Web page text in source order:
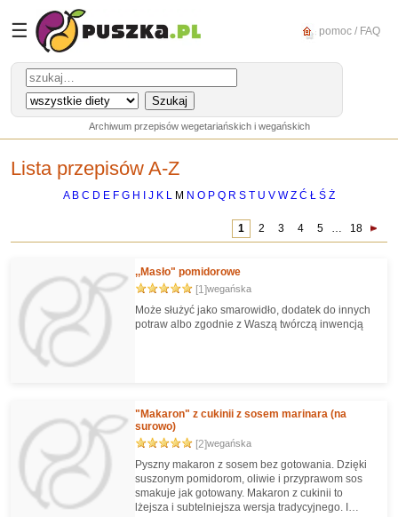
☰ pomoc / FAQ
Archiwum przepisów wegetariańskich i wegańskich
Lista przepisów A-Z
A B C D E F G H J K L M N O P Q R S T U V W Z Ć Ł Ś Ż
1 2 3 4 5 … 18
,,Masło" pomidorowe
[1]wegańska
Może służyć jako smarowidło, dodatek do innych
potraw albo zgodnie z Waszą twórczą inwencją
"Makaron" z cukinii z sosem marinara (na
surowo)
[2]wegańska
Pyszny makaron z sosem bez gotowania. Dzięki
suszonym pomidorom, oliwie i przyprawom sos
smakuje jak gotowany. Makaron z cukinii to
lżejsza i subtelniejsza wersja tradycyjnego. I